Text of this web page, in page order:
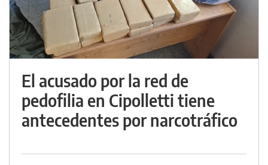
El acusado por la red de
pedofilia en Cipolletti tiene
antecedentes por narcotráfico